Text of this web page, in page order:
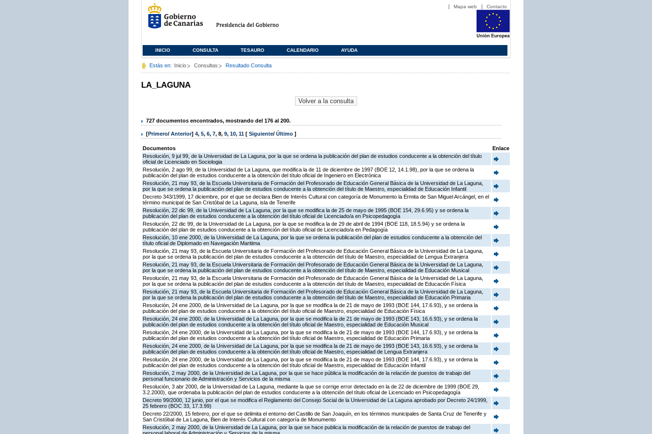
Mapa web Contacto
INICIO CONSULTA TESAURO CALENDARIO AYUDA
Estás en: Inicio Consultas Resultado Consulta
LA_LAGUNA
727 documentos encontrados, mostrando del 176 al 200.
[Primero/ Anterior] 4, 5, 6, 7, 8, 9, 10, 11 [ Siguiente/ Último ]
Documentos
Enlace
Resolución, 9 jul 99, de la Universidad de La Laguna, por la que se ordena la publicación del plan de estudios conducente a la obtención del título
oficial de Licenciado en Sociologia
Resolución, 2 ago 99, de la Universidad de La Laguna, que modifica la de 11 de diciembre de 1997 (BOE 12, 14.1.98), por la que se ordena la
publicación del plan de estudios conducente a la obtención del título oficial de Ingeniero en Electrónica
Resolución, 21 may 93, de la Escuela Universitaria de Formación del Profesorado de Educación General Básica de la Universidad de La Laguna,
por la que se ordena la publicación del plan de estudios conducente a la obtención del título de Maestro, especialidad de Educación Infantil
Decreto 343/1999, 17 diciembre, por el que se declara Bien de Interés Cultural con categoría de Monumento la Ermita de San Miguel Arcángel, en el
término municipal de San Cristóbal de La Laguna, isla de Tenerife
Resolución, 22 dic 99, de la Universidad de La Laguna, por la que se modifica la de 25 de mayo de 1995 (BOE 154, 29.6.95) y se ordena la
publicación del plan de estudios conducente a la obtención del título oficial de Licenciado/a en Psicopedagogía
Resolución, 22 dic 99, de la Universidad de La Laguna, por la que se modifica la de 29 de abril de 1994 (BOE 118, 18.5.94) y se ordena la
publicación del plan de estudios conducente a la obtención del título oficial de Licenciado/a en Pedagogía
Resolución, 10 ene 2000, de la Universidad de La Laguna, por la que se ordena la publicación del plan de estudios conducente a la obtención del
título oficial de Diplomado en Navegación Maritima
Resolución, 21 may 93, de la Escuela Universitaria de Formación del Profesorado de Educación General Básica de la Universidad de La Laguna,
por la que se ordena la publicación del plan de estudios conducente a la obtención del título de Maestro, especialidad de Lengua Extranjera
Resolución, 21 may 93, de la Escuela Universitaria de Formación del Profesorado de Educación General Básica de la Universidad de La Laguna,
por la que se ordena la publicación del plan de estudios conducente a la obtención del título de Maestro, especialidad de Educación Musical
Resolución, 21 may 93, de la Escuela Universitaria de Formación del Profesorado de Educación General Básica de la Universidad de La Laguna,
por la que se ordena la publicación del plan de estudios conducente a la obtención del título de Maestro, especialidad de Educación Física
Resolución, 21 may 93, de la Escuela Universitaria de Formación del Profesorado de Educación General Básica de la Universidad de La Laguna,
por la que se ordena la publicación del plan de estudios conducente a la obtención del título de Maestro, especialidad de Educación Primaria
Resolución, 24 ene 2000, de la Universidad de La Laguna, por la que se modifica la de 21 de mayo de 1993 (BOE 144, 17.6.93), y se ordena la
publicación del plan de estudios conducente a la obtención del título oficial de Maestro, especialidad de Educación Física
Resolución, 24 ene 2000, de la Universidad de La Laguna, por la que se modifica la de 21 de mayo de 1993 (BOE 143, 16.6.93), y se ordena la
publicación del plan de estudios conducente a la obtención del título oficial de Maestro, especialidad de Educación Musical
Resolución, 24 ene 2000, de la Universidad de La Laguna, por la que se modifica la de 21 de mayo de 1993 (BOE 144, 17.6.93), y se ordena la
publicación del plan de estudios conducente a la obtención del título oficial de Maestro, especialidad de Educación Primaria
Resolución, 24 ene 2000, de la Universidad de La Laguna, por la que se modifica la de 21 de mayo de 1993 (BOE 143, 16.6.93), y se ordena la
publicación del plan de estudios conducente a la obtención del título oficial de Maestro, especialidad de Lengua Extranjera
Resolución, 24 ene 2000, de la Universidad de La Laguna, por la que se modifica la de 21 de mayo de 1993 (BOE 144, 17.6.93), y se ordena la
publicación del plan de estudios conducente a la obtención del título oficial de Maestro, especialidad de Educación Infantil
Resolución, 2 may 2000, de la Universidad de La Laguna, por la que se hace pública la modificación de la relación de puestos de trabajo del
personal funcionario de Administración y Servicios de la misma
Resolución, 3 abr 2000, de la Universidad de La Laguna, mediante la que se corrige error detectado en la de 22 de diciembre de 1999 (BOE 29,
3.2.2000), que ordenaba la publicación del plan de estudios conducente a la obtención del título oficial de Licenciado en Psicopedagogía
Decreto 99/2000, 12 junio, por el que se modifica el Reglamento del Consejo Social de la Universidad de La Laguna aprobado por Decreto 24/1999,
25 febrero (BOC 33, 17.3.99)
Decreto 22/2000, 15 febrero, por el que se delimita el entorno del Castillo de San Joaquín, en los términos municipales de Santa Cruz de Tenerife y
San Cristóbal de La Laguna, Bien de Interés Cultural con categoría de Monumento
Resolución, 2 may 2000, de la Universidad de La Laguna, por la que se hace publica la modificación de la relación de puestos de trabajo del